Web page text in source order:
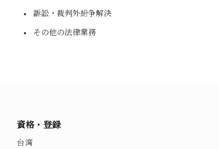
訴訟・裁判外紛争解決
その他の法律業務
資格・登録
台湾